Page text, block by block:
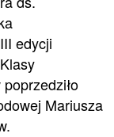
edycji
Mariusza